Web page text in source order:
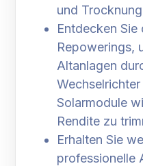
und
Entdecken
Repowerings,
Altanlagen
Solarmodule
Rendite zu
Erhalten Sie
professionelle